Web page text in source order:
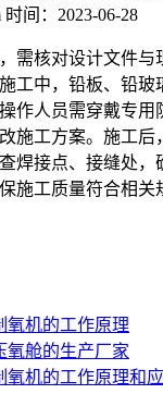
时间：2023-06-28
需核对设计文件与
工中，铅板、铅玻
作人员需穿戴专用
施工方案。施工后
焊接点、接缝处，
施工质量符合相关
氧机的工作原理
氧舱的生产厂家
氧机的工作原理和